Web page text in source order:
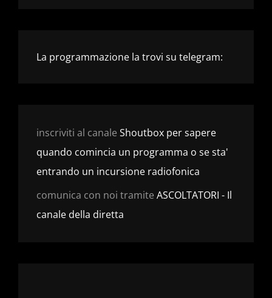
La programmazione la trovi su telegram:
inscriviti al canale Shoutbox per sapere
quando comincia un programma o se sta'
entrando un incursione radiofonica
comunica con noi tramite ASCOLTATORI - Il
canale della diretta